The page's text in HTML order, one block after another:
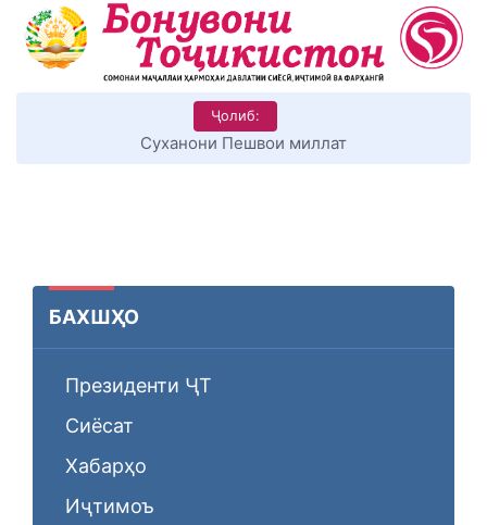
Ҷолиб:
Суханони Пешвои миллат
БАХШҲО
Президенти ҶТ
Сиёсат
Хабарҳо
Иҷтимоъ